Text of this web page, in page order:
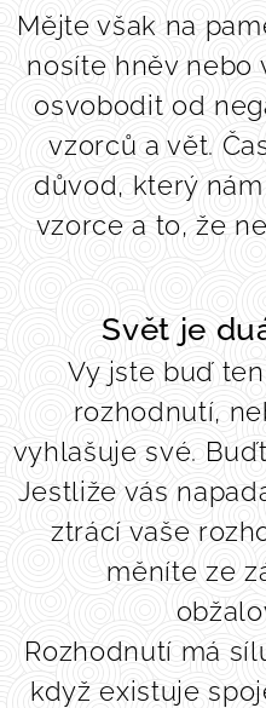
Mějte však na
nosíte hněv nebo
osvobodit od
vzorců a vět.
důvod, který
vzorce a to, že
Svět je
Vy jste buď
rozhodnutí,
vyhlašuje své.
Jestliže vás
ztrácí vaše
měníte ze
Rozhodnutí má
když existuje